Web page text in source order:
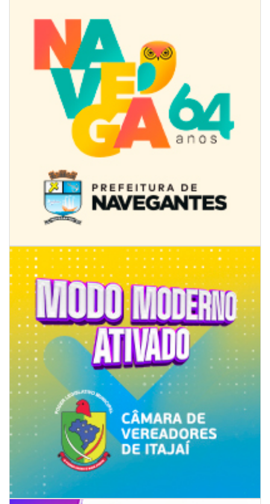
09/08/2026 | 07:00
Projeto BC em Traços está com inscrições abertas
ITAJAÍ
09/08/2026 | 07:00
Novo programa trabalha a prevenção de desastres climáticos na Rede
Municipal de Ensino
NAVEGANTES